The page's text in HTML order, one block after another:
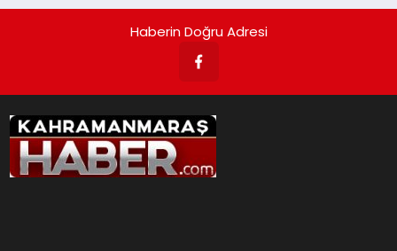
Haberin Doğru Adresi